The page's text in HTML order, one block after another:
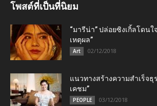
โพสต์ที่เป็นที่นิยม
“มารีน่า” ปล่อยซิงเกิ้ลโดน
เหตุผล”
Art 02/12/2018
แนวทางสร้างความสำเร็จธุ
เคชม”
PEOPLE 03/12/2018